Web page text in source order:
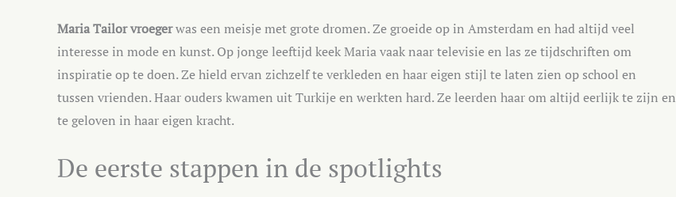
Maria Tailor vroegerwas een meisje met grote dromen. Ze groeide op in Amsterdam en had altijd veel
interesse in mode en kunst. Op jonge leeftijd keek Maria vaak naar televisie en las ze tijdschriften om
inspiratie op te doen. Ze hield ervan zichzelf te verkleden en haar eigen stijl te laten zien op school en
tussen vrienden. Haar ouders kwamen uit Turkije en werkten hard. Ze leerden haar om altijd eerlijk te zijn en
te geloven in haar eigen kracht.
De eerste stappen in de spotlights